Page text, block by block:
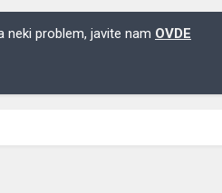
problem, javite nam OVDE